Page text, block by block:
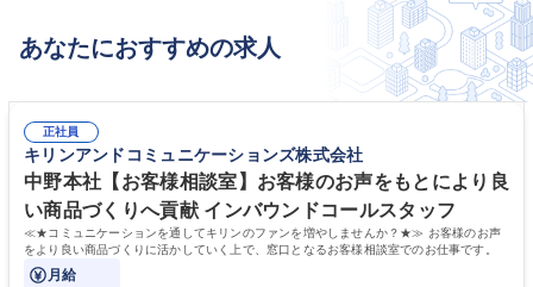
あなたにおすすめの求人
正社員
キリンアンドコミュニケーションズ株式会社
中野本社【お客様相談室】お客様のお声をもとにより良
い商品づくりへ貢献 インバウンドコールスタッフ
≪★コミュニケーションを通してキリンのファンを増やしませんか？★≫ お客様のお声
をより良い商品づくりに活かしていく上で、窓口となるお客様相談室でのお仕事です。
月給